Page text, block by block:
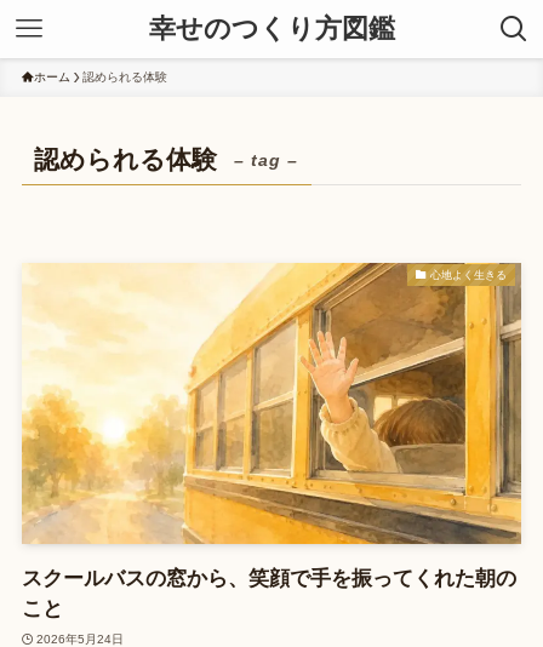
幸せのつくり方図鑑
ホーム 認められる体験
認められる体験 – tag –
心地よく生きる
スクールバスの窓から、笑顔で手を振ってくれた朝の
こと
2026年5月24日